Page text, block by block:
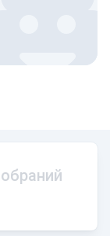
обраний